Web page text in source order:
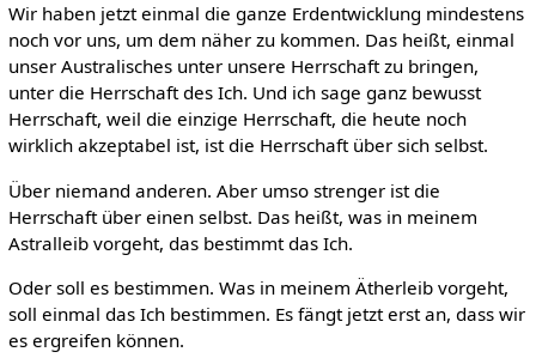
Wir haben jetzt einmal die ganze Erdentwicklung mindestens
noch vor uns, um dem näher zu kommen. Das heißt, einmal
unser Australisches unter unsere Herrschaft zu bringen,
unter die Herrschaft des Ich. Und ich sage ganz bewusst
Herrschaft, weil die einzige Herrschaft, die heute noch
wirklich akzeptabel ist, ist die Herrschaft über sich selbst.
Über niemand anderen. Aber umso strenger ist die
Herrschaft über einen selbst. Das heißt, was in meinem
Astralleib vorgeht, das bestimmt das Ich.
Oder soll es bestimmen. Was in meinem Ätherleib vorgeht,
soll einmal das Ich bestimmen. Es fängt jetzt erst an, dass wir
es ergreifen können.